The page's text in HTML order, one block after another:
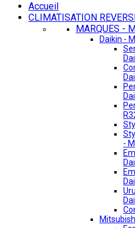
Accueil
CLIMATISATION
MARQUES -
Daikin -
-